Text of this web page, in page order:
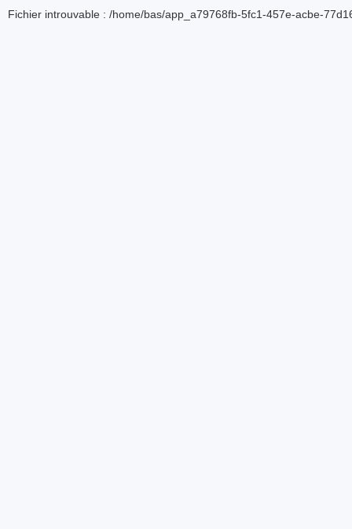
Fichier introuvable : /home/bas/app_a79768fb-5fc1-457e-acbe-